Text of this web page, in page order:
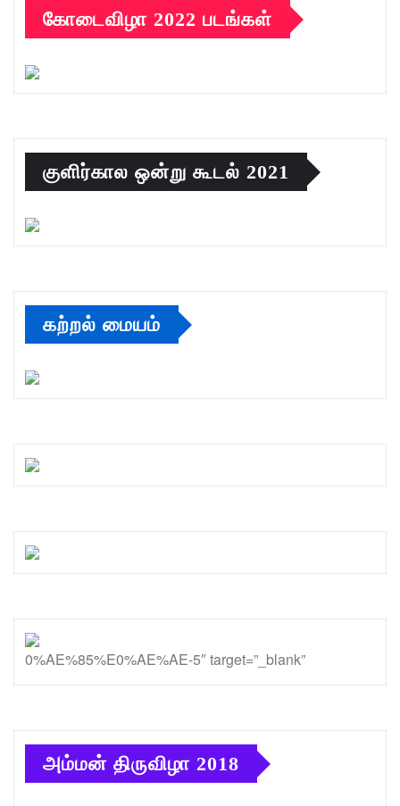
கோடைவிழா 2022 படங்கள்
குளிர்கால ஒன்று கூடல் 2021
கற்றல் மையம்
0%AE%85%E0%AE%AE-5″ target=”_blank”
அம்மன் திருவிழா 2018